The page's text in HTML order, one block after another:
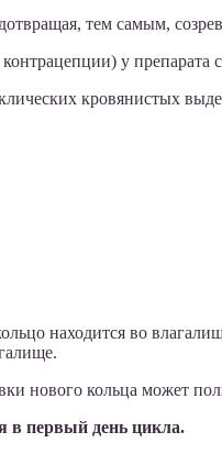
тем самым,
у препарата
кровянистых
находится во
нового кольца может
в первый день цикла.